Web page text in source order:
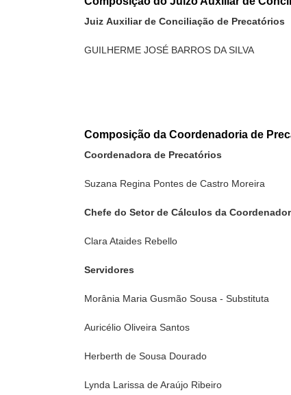
Juiz Auxiliar de Conciliação de Precatórios
GUILHERME JOSÉ BARROS DA SILVA
Composição da Coordenadoria de
Coordenadora de Precatórios
Suzana Regina Pontes de Castro Moreira
Chefe do Setor de Cálculos da
Clara Ataides Rebello
Servidores
Morânia Maria Gusmão Sousa - Substituta
Auricélio Oliveira Santos
Herberth de Sousa Dourado
Lynda Larissa de Araújo Ribeiro